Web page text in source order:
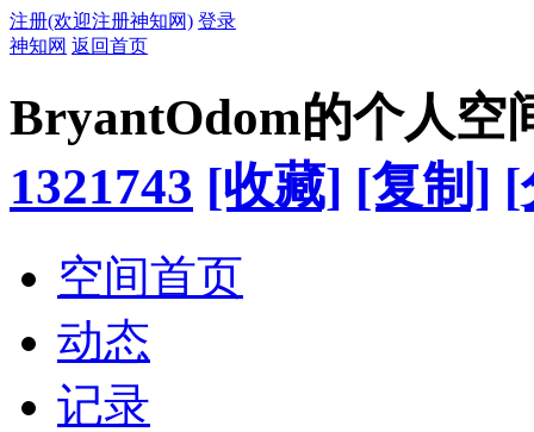
注册(欢迎注册神知网) 登录
神知网 返回首页
BryantOdom的个人空
1321743 [收藏] [复制] [
空间首页
动态
记录